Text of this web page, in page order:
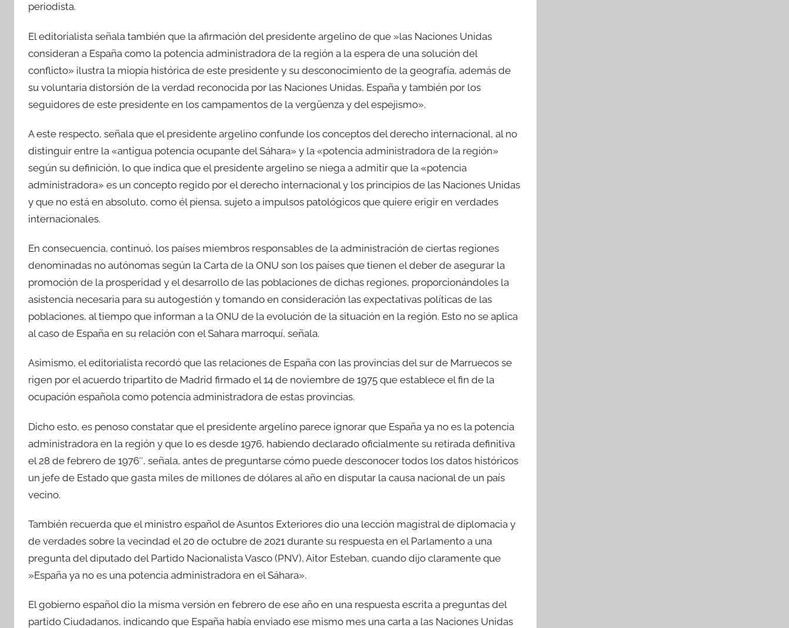
periodista.
El editorialista señala también que la afirmación del presidente argelino de que »las Naciones Unidas
consideran a España como la potencia administradora de la región a la espera de una solución del
conflicto» ilustra la miopía histórica de este presidente y su desconocimiento de la geografía, además de
su voluntaria distorsión de la verdad reconocida por las Naciones Unidas, España y también por los
seguidores de este presidente en los campamentos de la vergüenza y del espejismo».
A este respecto, señala que el presidente argelino confunde los conceptos del derecho internacional, al no
distinguir entre la «antigua potencia ocupante del Sáhara» y la «potencia administradora de la región»
según su definición, lo que indica que el presidente argelino se niega a admitir que la «potencia
administradora» es un concepto regido por el derecho internacional y los principios de las Naciones Unidas
y que no está en absoluto, como él piensa, sujeto a impulsos patológicos que quiere erigir en verdades
internacionales.
En consecuencia, continuó, los países miembros responsables de la administración de ciertas regiones
denominadas no autónomas según la Carta de la ONU son los países que tienen el deber de asegurar la
promoción de la prosperidad y el desarrollo de las poblaciones de dichas regiones, proporcionándoles la
asistencia necesaria para su autogestión y tomando en consideración las expectativas políticas de las
poblaciones, al tiempo que informan a la ONU de la evolución de la situación en la región. Esto no se aplica
al caso de España en su relación con el Sahara marroquí, señala.
Asimismo, el editorialista recordó que las relaciones de España con las provincias del sur de Marruecos se
rigen por el acuerdo tripartito de Madrid firmado el 14 de noviembre de 1975 que establece el fin de la
ocupación española como potencia administradora de estas provincias.
Dicho esto, es penoso constatar que el presidente argelino parece ignorar que España ya no es la potencia
administradora en la región y que lo es desde 1976, habiendo declarado oficialmente su retirada definitiva
el 28 de febrero de 1976″, señala, antes de preguntarse cómo puede desconocer todos los datos históricos
un jefe de Estado que gasta miles de millones de dólares al año en disputar la causa nacional de un país
vecino.
También recuerda que el ministro español de Asuntos Exteriores dio una lección magistral de diplomacia y
de verdades sobre la vecindad el 20 de octubre de 2021 durante su respuesta en el Parlamento a una
pregunta del diputado del Partido Nacionalista Vasco (PNV), Aitor Esteban, cuando dijo claramente que
»España ya no es una potencia administradora en el Sáhara».
El gobierno español dio la misma versión en febrero de ese año en una respuesta escrita a preguntas del
partido Ciudadanos, indicando que España había enviado ese mismo mes una carta a las Naciones Unidas